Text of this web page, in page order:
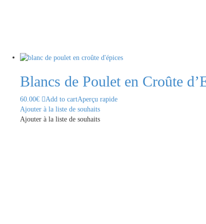
Blancs de Poulet en Croûte
60.00€ Add to cartAperçu rapide
Ajouter à la liste de souhaits
Ajouter à la liste de souhaits